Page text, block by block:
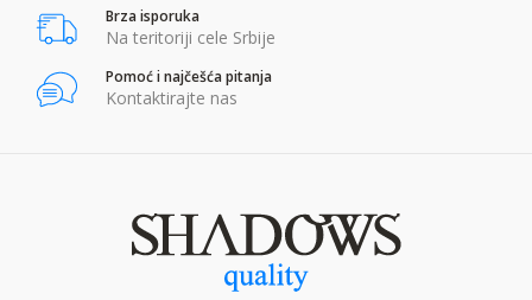
Brza isporuka
Na teritoriji cele Srbije
Pomoć i najčešća pitanja
Kontaktirajte nas